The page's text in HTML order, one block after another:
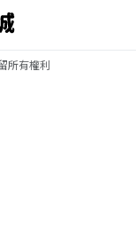
所有權利